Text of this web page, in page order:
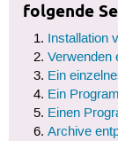
folgende
Installation
Verwenden
Ein
Ein
Einen
Archive